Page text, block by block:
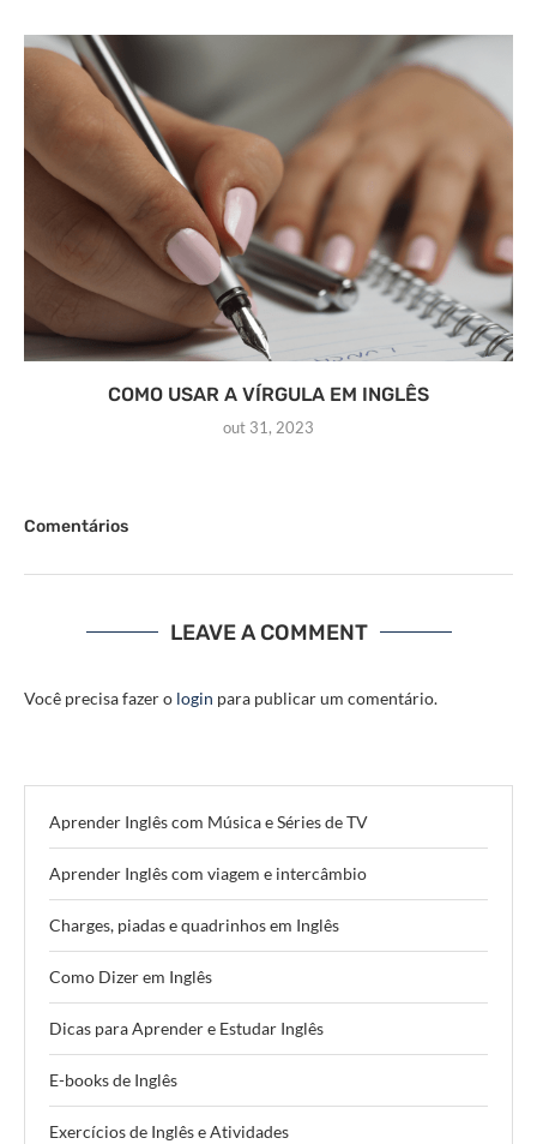
COMO USAR A VÍRGULA EM INGLÊS
out 31, 2023
Comentários
LEAVE A COMMENT
Você precisa fazer o login para publicar um comentário.
Aprender Inglês com Música e Séries de TV
Aprender Inglês com viagem e intercâmbio
Charges, piadas e quadrinhos em Inglês
Como Dizer em Inglês
Dicas para Aprender e Estudar Inglês
E-books de Inglês
Exercícios de Inglês e Atividades